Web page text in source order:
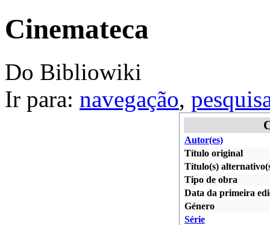
Cinemateca
Do Bibliowiki
Ir para: navegação,
Autor(es)
Título original
Título(s)
Tipo de obra
Data da primeira
Género
Série